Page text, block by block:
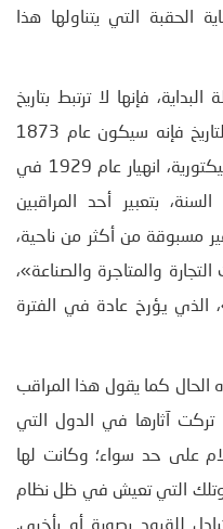
الحقبة التي يتناولها هذا
يمثل نقطة البداية، فإنها لا ترتبط بتاريخ
محدد مناسب. وإذا اختبر مثل هذا التاريخ فإنه سيكون عام 1873
الذي يعادل ، في سياق المرحلة الفيكتورية، انهيار عام 1929 في
بتعبير أحد المراقبين
مسبوقة من أكثر من ناحية،
والمتاجرة والصناعة»،
الذي يؤرخ عادة في الفترة
الحال كما يقول هذا المراقب
آثارها في الدول التي
على حد سواء؛ وكانت لها
التي تعيش في ظل نظام